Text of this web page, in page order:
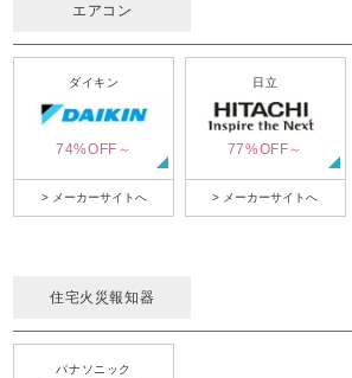
エアコン
ダイキン
74%OFF～
> メーカーサイトへ
日立
77%OFF～
> メーカーサイトへ
住宅火災報知器
パナソニック